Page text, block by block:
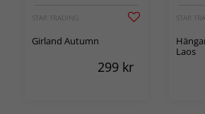
STAR TRADING
Girland Autumn
299 kr
STAR
Laos